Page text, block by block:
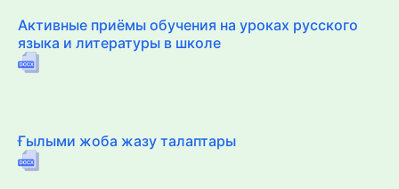
Активные приёмы обучения на уроках русского
языка и литературы в школе
Ғылыми жоба жазу талаптары